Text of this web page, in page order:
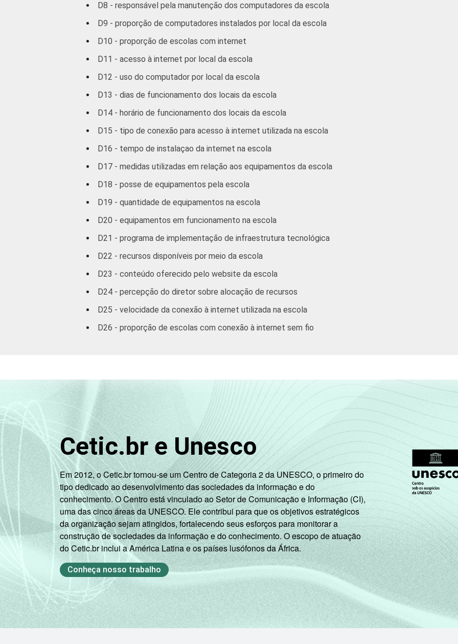
D8 - responsável pela manutenção dos computadores da escola
D9 - proporção de computadores instalados por local da escola
D10 - proporção de escolas com internet
D11 - acesso à internet por local da escola
D12 - uso do computador por local da escola
D13 - dias de funcionamento dos locais da escola
D14 - horário de funcionamento dos locais da escola
D15 - tipo de conexão para acesso à internet utilizada na escola
D16 - tempo de instalaçao da internet na escola
D17 - medidas utilizadas em relação aos equipamentos da escola
D18 - posse de equipamentos pela escola
D19 - quantidade de equipamentos na escola
D20 - equipamentos em funcionamento na escola
D21 - programa de implementação de infraestrutura tecnológica
D22 - recursos disponíveis por meio da escola
D23 - conteúdo oferecido pelo website da escola
D24 - percepção do diretor sobre alocação de recursos
D25 - velocidade da conexão à internet utilizada na escola
D26 - proporção de escolas com conexão à internet sem fio
Cetic.br e Unesco
Em 2012, o Cetic.br tornou-se um Centro de Categoria 2 da UNESCO, o primeiro do
tipo dedicado ao desenvolvimento das sociedades da informação e do
conhecimento. O Centro está vinculado ao Setor de Comunicação e Informação (CI),
uma das cinco áreas da UNESCO. Ele contribui para que os objetivos estratégicos
da organização sejam atingidos, fortalecendo seus esforços para monitorar a
construção de sociedades da informação e do conhecimento. O escopo de atuação
do Cetic.br inclui a América Latina e os países lusófonos da África.
Conheça nosso trabalho